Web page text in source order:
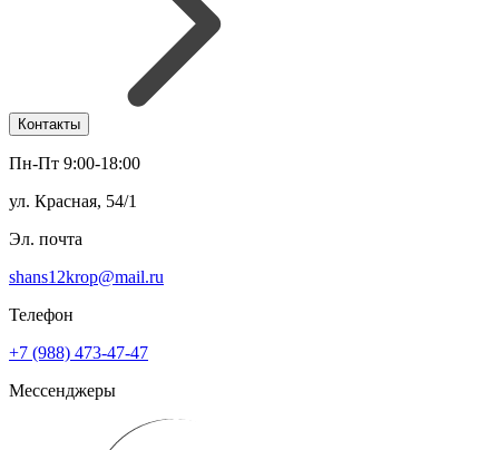
Контакты
Пн-Пт 9:00-18:00
ул. Красная, 54/1
Эл. почта
shans12krop@mail.ru
Телефон
+7 (988) 473-47-47
Мессенджеры